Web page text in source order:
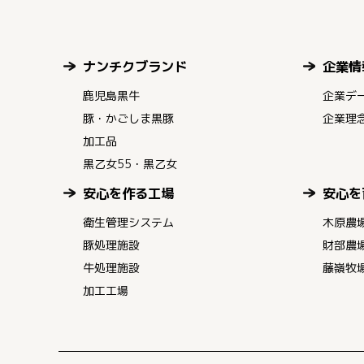
ナンチクブランド
鹿児島黒牛
豚・かごしま黒豚
加工品
黒乙女55・黒乙女
安心を作る工場
衛生管理システム
豚処理施設
牛処理施設
加工工場
企業
企業デ
企業理
安心
木原農
財部農
藤嶺牧